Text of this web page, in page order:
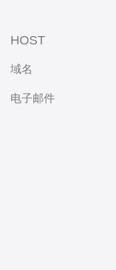
HOST
域名
电子邮件